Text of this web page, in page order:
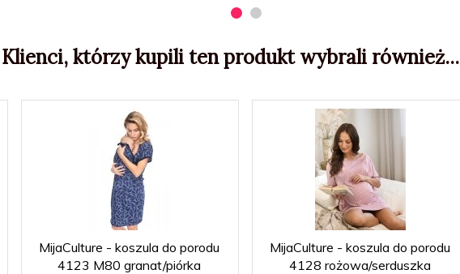
Klienci, którzy kupili ten produkt wybrali również...
MijaCulture - koszula do porodu
4123 M80 granat/piórka
MijaCulture - koszula do porodu
4128 rożowa/serduszka